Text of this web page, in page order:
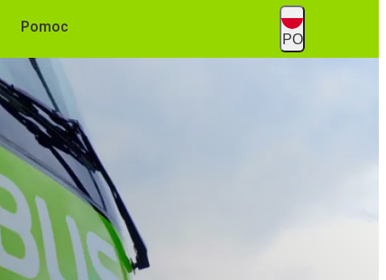
Pomoc
PO